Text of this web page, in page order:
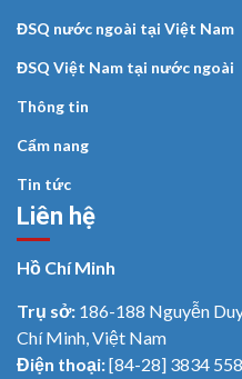
ĐSQ nước ngoài tại Việt Nam
ĐSQ Việt Nam tại nước ngoài
Thông tin
Cẩm nang
Tin tức
Liên hệ
Hồ Chí Minh
Trụ sở: 186-188 Nguyễn
Chí Minh, Việt Nam
Điện thoại:[84-28] 3834